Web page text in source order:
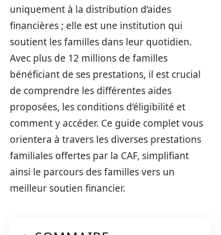
uniquement à la distribution d’aides
financières ; elle est une institution qui
soutient les familles dans leur quotidien.
Avec plus de 12 millions de familles
bénéficiant de ses prestations, il est crucial
de comprendre les différentes aides
proposées, les conditions d’éligibilité et
comment y accéder. Ce guide complet vous
orientera à travers les diverses prestations
familiales offertes par la CAF, simplifiant
ainsi le parcours des familles vers un
meilleur soutien financier.